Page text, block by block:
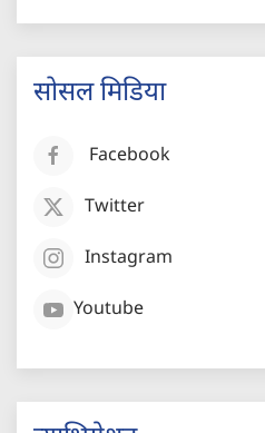
सोसल मिडिया
Facebook
Twitter
Instagram
Youtube